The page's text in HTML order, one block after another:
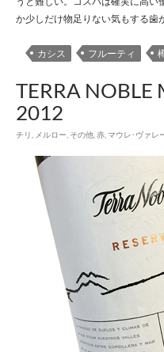
か少しだけ物足りない気もする歯
カシス フルーティ
TERRA NOBLE
2012
チリ メルロー その他 赤 マウレ･ヴァレ